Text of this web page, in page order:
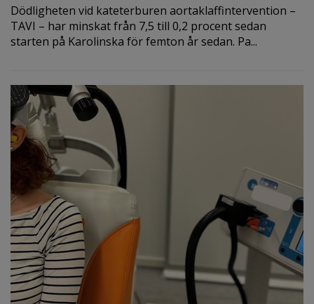
Dödligheten vid kateterburen aortaklaffintervention –
TAVI – har minskat från 7,5 till 0,2 procent sedan
starten på Karolinska för femton år sedan. Pa...